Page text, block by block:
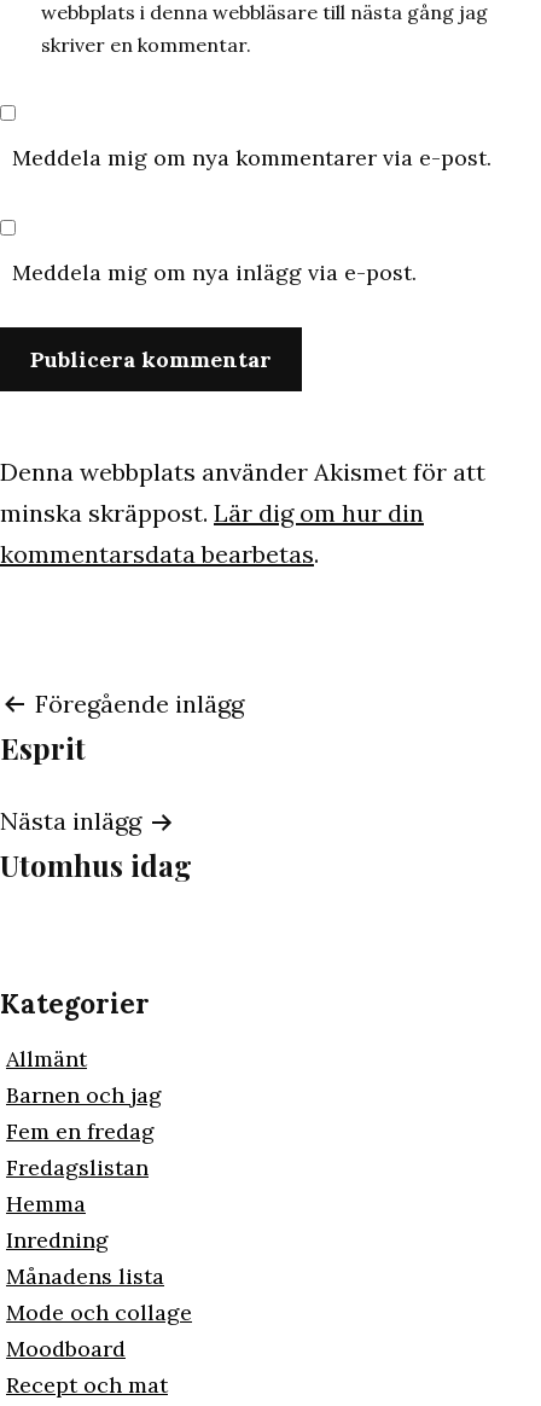
webbplats i denna webbläsare till nästa gång jag
skriver en kommentar.
Meddela mig om nya kommentarer via e-post.
Meddela mig om nya inlägg via e-post.
Denna webbplats använder Akismet för att
minska skräppost. Lär dig om hur din
kommentarsdata bearbetas.
Inläggsnavigering
Föregående inlägg
Esprit
Nästa inlägg
Utomhus idag
Kategorier
Allmänt
Barnen och jag
Fem en fredag
Fredagslistan
Hemma
Inredning
Månadens lista
Mode och collage
Moodboard
Recept och mat